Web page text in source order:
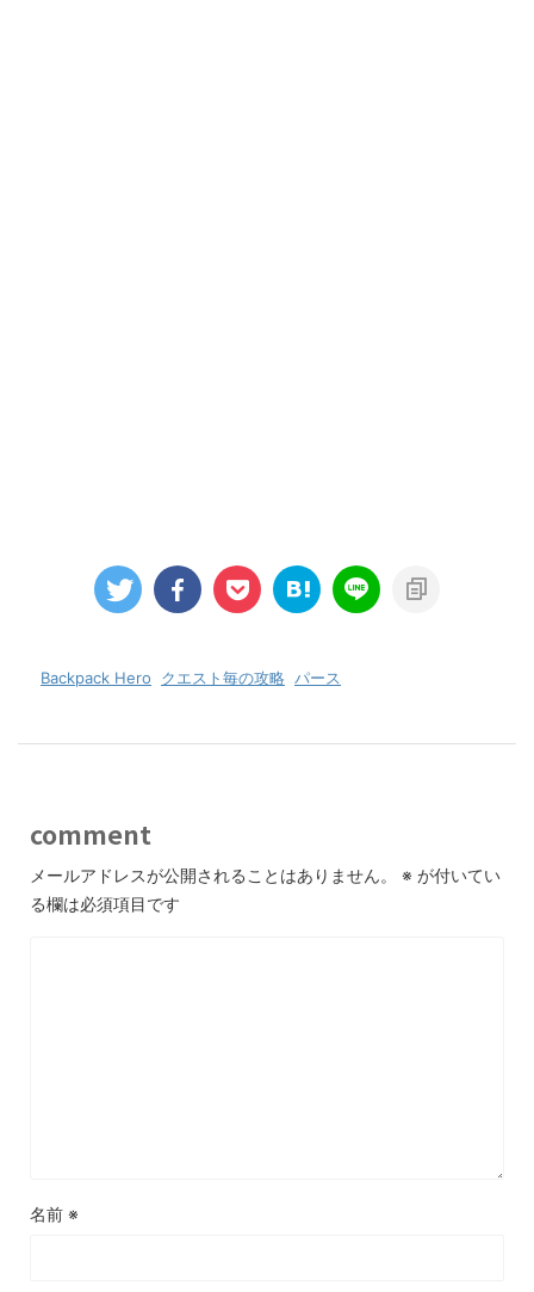
Backpack Hero クエスト毎の攻略 パース
comment
メールアドレスが公開されることはありません。 ※ が付いてい
る欄は必須項目です
名前 ※